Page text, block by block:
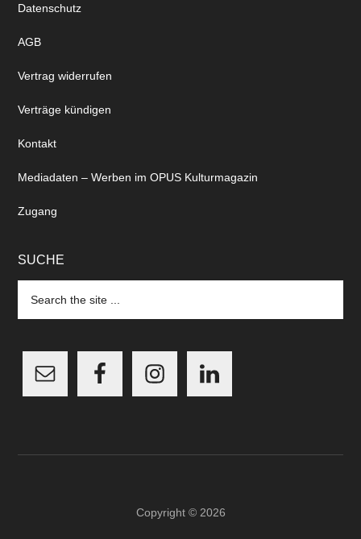
Datenschutz
AGB
Vertrag widerrufen
Verträge kündigen
Kontakt
Mediadaten – Werben im OPUS Kulturmagazin
Zugang
SUCHE
the
Copyright © 2026